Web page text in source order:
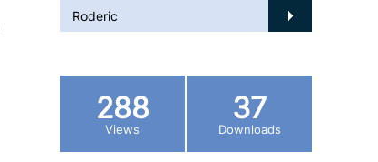
Roderic
288
Views
37
Downloads